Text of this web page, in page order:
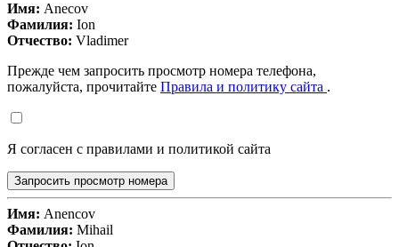
Имя: Anecov
Фамилия: Ion
Отчество: Vladimer
Прежде чем запросить просмотр номера телефона,
пожалуйста, прочитайте Правила и политику сайта .
Я согласен с правилами и политикой сайта
Запросить просмотр номера
Имя: Anencov
Фамилия: Mihail